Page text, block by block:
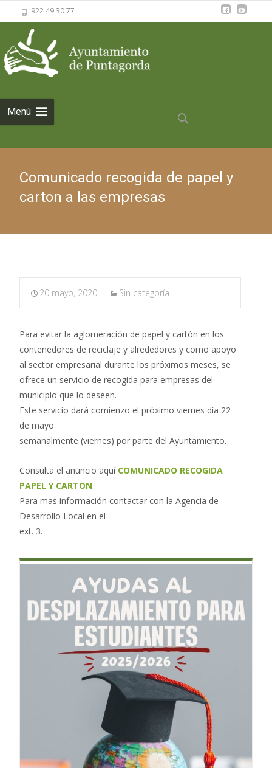
922 49 30 77
Menú
Saltar al
contenido
Buscar:
Comunicado recogida de papel y
carton a las empresas
20 mayo, 2020 Sin categoría
Para evitar la aglomeración de papel y cartón en los
contenedores de reciclaje y alrededores y como apoyo
al sector empresarial durante los próximos meses, se
ofrece un servicio de recogida para empresas del
municipio que lo deseen.
Este servicio dará comienzo el próximo viernes día 22
de mayo
semanalmente (viernes) por parte del Ayuntamiento.
Consulta el anuncio aquí COMUNICADO RECOGIDA
PAPEL Y CARTON
Para mas información contactar con la Agencia de
Desarrollo Local en el
ext. 3.